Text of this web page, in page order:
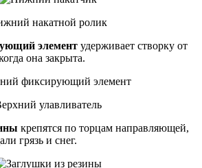
накатной ролик
элемент удерживает створку от
она закрыта.
улавливатель
крепятся по торцам направляющей,
грязь и снег.